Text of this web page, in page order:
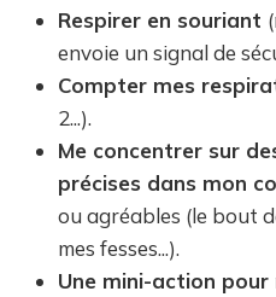
Respirer en souriant
envoie un signal de
Compter mes
2...).
Me concentrer sur
précises dans mon
ou agréables (le bout
mes fesses...).
Une mini-action